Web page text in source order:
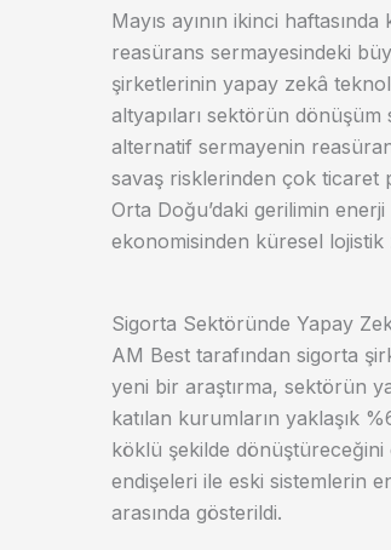
Mayıs ayının ikinci
reasürans sermayesindeki
şirketlerinin yapay zekâ
altyapıları sektörün
alternatif sermayenin
savaş risklerinden çok ticaret
Orta Doğu’daki gerilimin
ekonomisinden küresel lojistik
Sigorta Sektöründe Yapay
AM Best tarafından sigorta
yeni bir araştırma, sektörün
katılan kurumların yaklaşık
köklü şekilde dönüştüreceğini
endişeleri ile eski sistemlerin
arasında gösterildi.